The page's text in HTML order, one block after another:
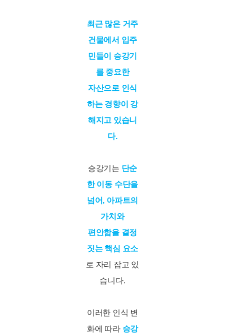
최근 많은 거주
건물에서 입주
민들이 승강기
를 중요한
자산으로 인식
하는 경향이 강
해지고 있습니
다.
승강기는 단순
한 이동 수단을
넘어, 아파트의
가치와
편안함을 결정
짓는 핵심 요소
로 자리 잡고 있
습니다.
이러한 인식 변
화에 따라 승강